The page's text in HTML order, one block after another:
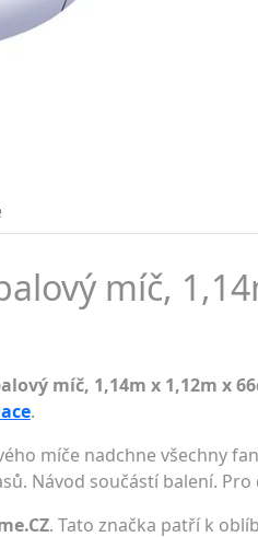
míč,
míč, 1,14m x 1,12m x
.
míče nadchne všechny
Návod součástí balení. Pro
. Tato značka patří k